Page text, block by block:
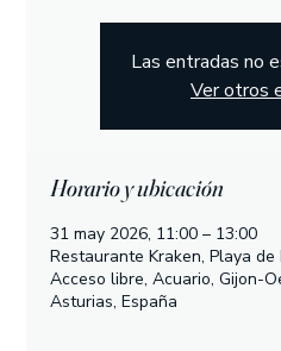
Las entradas no
Ver otros
Horario y ubicación
31 may 2026, 11:00 – 13:00
Restaurante Kraken, Playa
Acceso libre, Acuario, Gijon-
Asturias, España